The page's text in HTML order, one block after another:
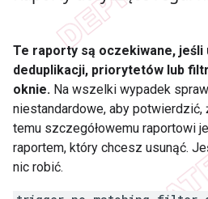
Te raporty są oczekiwane, jeśli
deduplikacji, priorytetów lub
oknie. Na wszelki wypadek
niestandardowe, aby potwierdzić,
temu szczegółowemu raportowi
raportem, który chcesz usunąć.
nic robić.